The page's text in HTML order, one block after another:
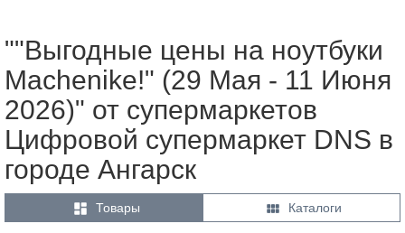
""Выгодные цены на ноутбуки
Machenike!" (29 Мая - 11 Июня
2026)" от супермаркетов
Цифровой супермаркет DNS в
городе Ангарск
 Товары  Каталоги